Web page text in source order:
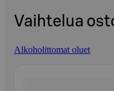
Vaihtelua
Alkoholittomat oluet